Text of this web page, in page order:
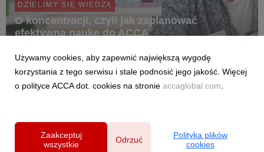
DZIELIMY SIĘ WIEDZĄ
O koncentracji, czyli jak zaplanować
efektywną naukę do ACCA
Masz wrażenie, że nauka do ACCA zajmuje Ci coraz więcej
czasu, a efekty nie są proporcjonalne?Być może nie
potrzebujesz więcej godzin - tylko więcej koncentracji. W tym
Używamy cookies, aby zapewnić największą wygodę
korzystania z tego serwisu i stale podnosić jego jakość. Więcej
o polityce ACCA dot. cookies na stronie accaglobal.com
Zaakceptuj
wszystkie
Odrzuć
Polityka plików
cookies